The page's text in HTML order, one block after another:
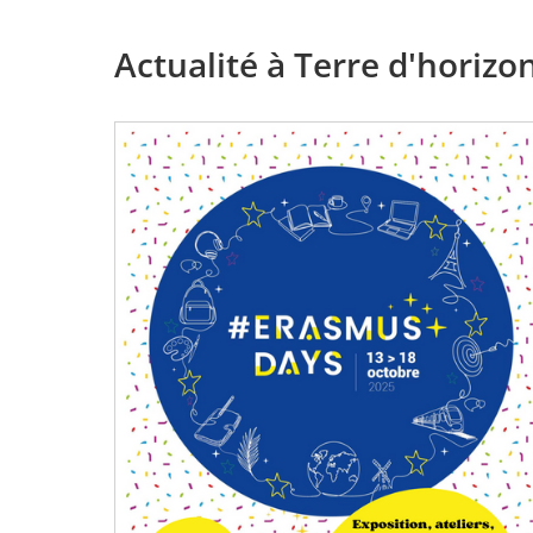
Actualité à Terre